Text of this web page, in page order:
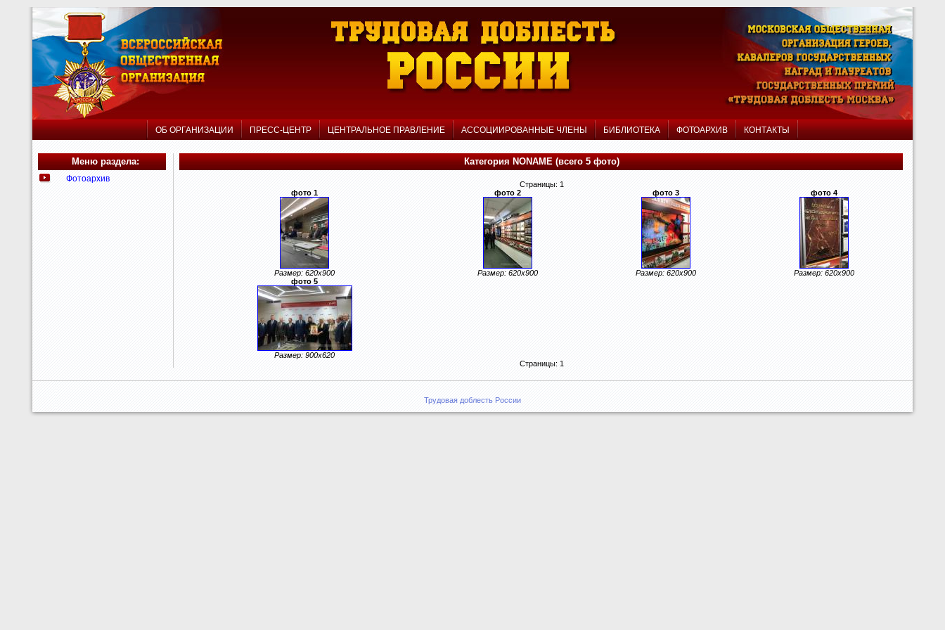
ОБ ОРГАНИЗАЦИИ ПРЕСС-ЦЕНТР ЦЕНТРАЛЬНОЕ ПРАВЛЕНИЕ АССОЦИИРОВАННЫЕ ЧЛЕНЫ БИБЛИОТЕКА ФОТОАРХИВ КОНТАКТЫ
Меню раздела:
Фотоархив
Категория NONAME (всего 5 фото)
Страницы: 1
фото 1
Размер: 620x900
фото 2
Размер: 620x900
фото 3
Размер: 620x900
фото 4
Размер: 620x900
фото 5
Размер: 900x620
Страницы: 1
Трудовая доблесть России